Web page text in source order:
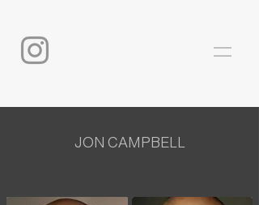
JON CAMPBELL